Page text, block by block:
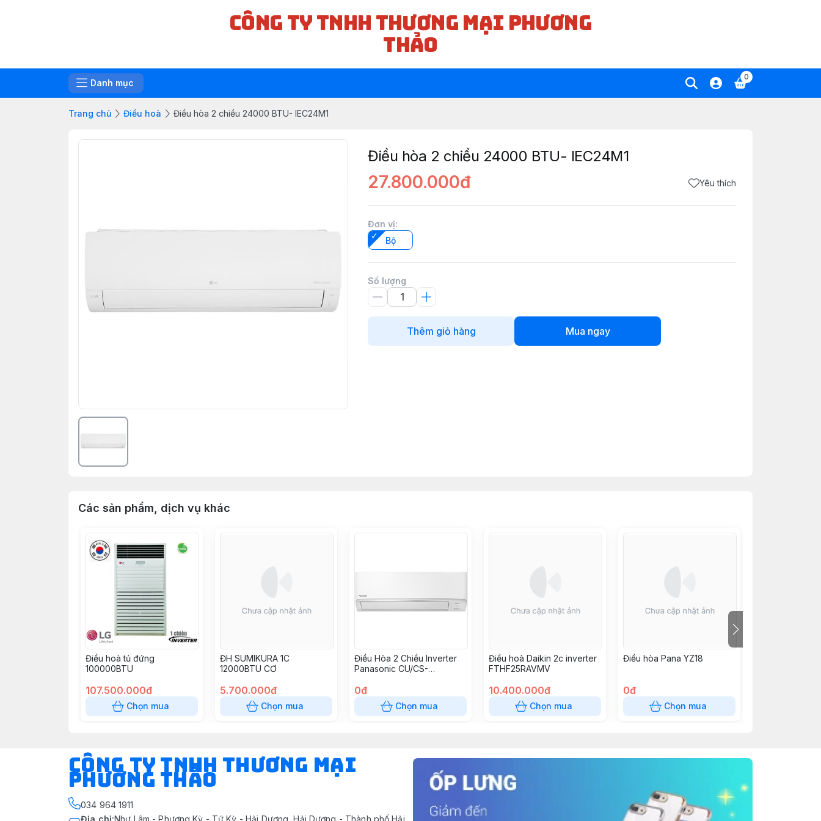
CÔNG TY TNHH THƯƠNG MẠI PHƯƠNG
THẢO
Danh mục
0
Trang chủ Điều hoà Điều hòa 2 chiều 24000 BTU- IEC24M1
Điều hòa 2 chiều 24000 BTU- IEC24M1
27.800.000đ Yêu thích
Đơn vị:
Bộ
Số lượng
Thêm giỏ hàng Mua ngay
Các sản phẩm, dịch vụ khác
Điều hoà tủ đứng
100000BTU
107.500.000đ
Chọn mua
ĐH SUMIKURA 1C
12000BTU CƠ
5.700.000đ
Chọn mua
Điều Hòa 2 Chiều Inverter
Panasonic CU/CS-
0đ
Chọn mua
Điều hoà Daikin 2c inverter
FTHF25RAVMV
10.400.000đ
Chọn mua
Điều hòa Pana YZ18
0đ
Chọn mua
CÔNG TY TNHH THƯƠNG MẠI
PHƯƠNG THẢO
034 964 1911
Địa chỉ:Như Lâm - Phượng Kỳ - Tứ Kỳ - Hải Dương, Hải Dương - Thành phố Hải